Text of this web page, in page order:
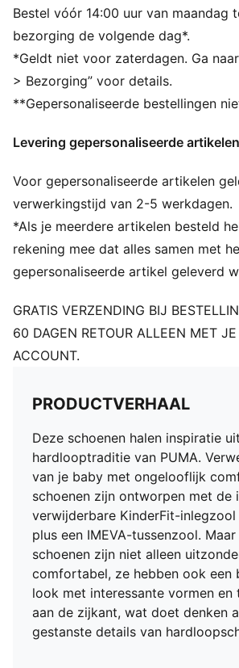
ALLE INS EN OUTS
IMEVA: PUMA’s materiaal voor een
comfortabel gevoel
KinderFit: PUMA’s uitneembare
kindermodellen
DETAILS
Synthetische overlays
IMEVA-tussenzool met de gestanste
hardloopschoen
Niet-markerende rubberzool
Vormen en texturen onder aan de
Hielclip geïnspireerd door modulair
PUMA babystijl: aanbevolen voor
Bestel vóór 14:00 uur van maandag
bezorging de volgende dag*.
*Geldt niet voor zaterdagen. Ga
> Bezorging” voor details.
**Gepersonaliseerde bestellingen
Levering gepersonaliseerde
Voor gepersonaliseerde artikelen
verwerkingstijd van 2-5 werkdagen.
*Als je meerdere artikelen besteld
rekening mee dat alles samen met
gepersonaliseerde artikel geleverd
GRATIS VERZENDING BIJ
60 DAGEN RETOUR ALLEEN MET
ACCOUNT.
PRODUCTVERHAAL
Deze schoenen halen inspiratie
hardlooptraditie van PUMA.
van je baby met ongelooflijk
schoenen zijn ontworpen met de
verwijderbare KinderFit-inlegzool
plus een IMEVA-tussenzool.
schoenen zijn niet alleen
comfortabel, ze hebben ook een
look met interessante vormen en
aan de zijkant, wat doet denken
gestanste details van